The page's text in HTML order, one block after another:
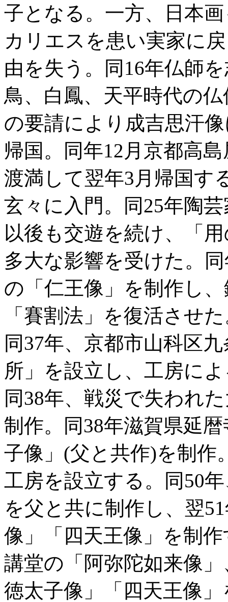
子となる。一方、日本
カリエスを患い実家に
由を失う。同16年仏師
鳥、白鳳、天平時代の
の要請により成吉思汗
帰国。同年12月京都高
渡満して翌年3月帰国す
玄々に入門。同25年陶
以後も交遊を続け、「
多大な影響を受けた。
の「仁王像」を制作し
「賽割法」を復活させ
同37年、京都市山科区
所」を設立し、工房に
同38年、戦災で失われ
制作。同38年滋賀県延
子像」(父と共作)を制作
工房を設立する。同50
を父と共に制作し、翌
像」「四天王像」を制
講堂の「阿弥陀如来像
徳太子像」「四天王像